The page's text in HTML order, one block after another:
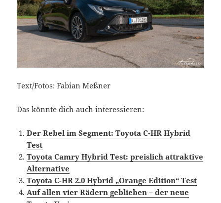
Text/Fotos: Fabian Meßner
Das könnte dich auch interessieren:
Der Rebel im Segment: Toyota C-HR Hybrid
Test
Toyota Camry Hybrid Test: preislich attraktive
Alternative
Toyota C-HR 2.0 Hybrid „Orange Edition“ Test
Auf allen vier Rädern geblieben – der neue